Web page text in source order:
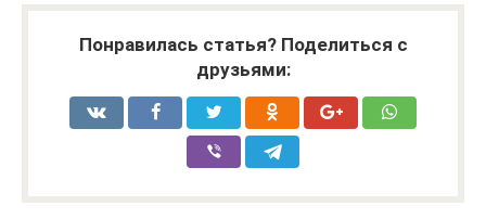
Понравилась статья? Поделиться с
друзьями: